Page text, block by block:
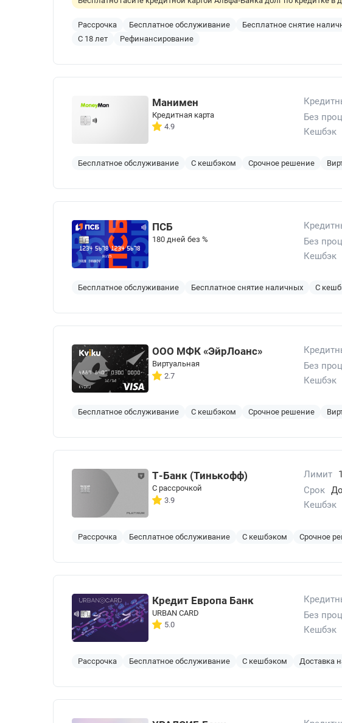
Рассрочка Бесплатное обслуживание Бесплатное снятие
С 18 лет
Рефинансирование
Манимен
Кредитная карта
4.9
Без
Кешбэк
Бесплатное обслуживание С кешбэком Срочное решение
ПСБ
180 дней без %
Без
Кешбэк
Бесплатное обслуживание Бесплатное снятие наличных С
ООО МФК «ЭйрЛоанс»
Виртуальная
2.7
Без
Кешбэк
Бесплатное обслуживание С кешбэком Срочное решение
Т-Банк (Тинькофф)
С рассрочкой
3.9
Лимит
Срок
Кешбэк
Рассрочка Бесплатное обслуживание С кешбэком Срочное
Кредит Европа Банк
URBAN CARD
5.0
Без
Кешбэк
Рассрочка Бесплатное обслуживание С кешбэком Доставка